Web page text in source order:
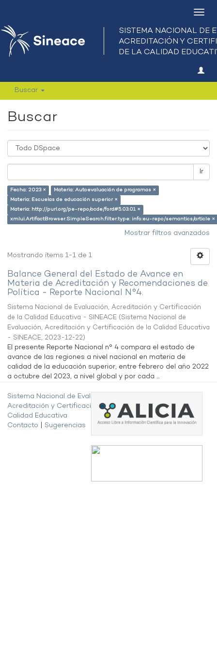
Buscar
Buscar
Ir
Fecha: 2023 ×
Materia: Autoevaluación de programas ×
Materia: Escuelas de educación superior ×
Materia: http://purl.org/pe-repo/ocde/ford#5.03.01 ×
xmlui.ArtifactBrowser.SimpleSearch.filter.type: info:eu-repo/semantics/article ×
Mostrar filtros avanzados
Mostrando ítems 1-1 de 1
Balance General del Estado de Avance en
Materia de Acreditación y Recomendaciones de
Política - Reporte Nacional N°4.
Sistema Nacional de Evaluación, Acreditación y Certificación
de la Calidad Educativa - SINEACE (Sistema Nacional de
Evaluación, Acreditación y Certificación de la Calidad Educativa
- SINEACE, 2023-12-22)
El presente Reporte Nacional n° 4 compara el estado de
avance de las regiones a nivel nacional en materia de
calidad de la educación superior, entre febrero del año 2022
a octubre del 2023, a nivel global y por cada ...
Sistema Nacional de Evaluación,
Acreditación y Certificación de la
Calidad Educativa
Contacto
Sugerencias